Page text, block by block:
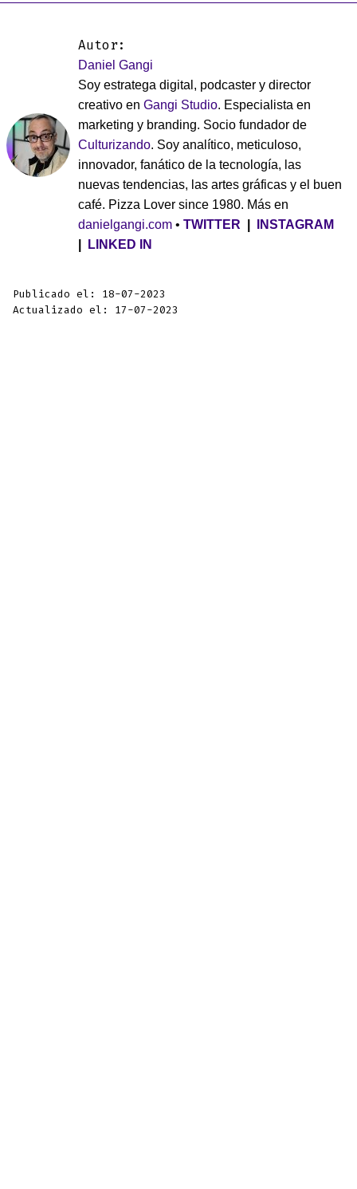
Autor:
Daniel Gangi
Soy estratega digital, podcaster y director
creativo en Gangi Studio. Especialista en
marketing y branding. Socio fundador de
Culturizando. Soy analítico, meticuloso,
innovador, fanático de la tecnología, las
nuevas tendencias, las artes gráficas y el buen
café. Pizza Lover since 1980. Más en
danielgangi.com • TWITTER
INSTAGRAM
LINKED IN
Publicado el: 18-07-2023
Actualizado el: 17-07-2023